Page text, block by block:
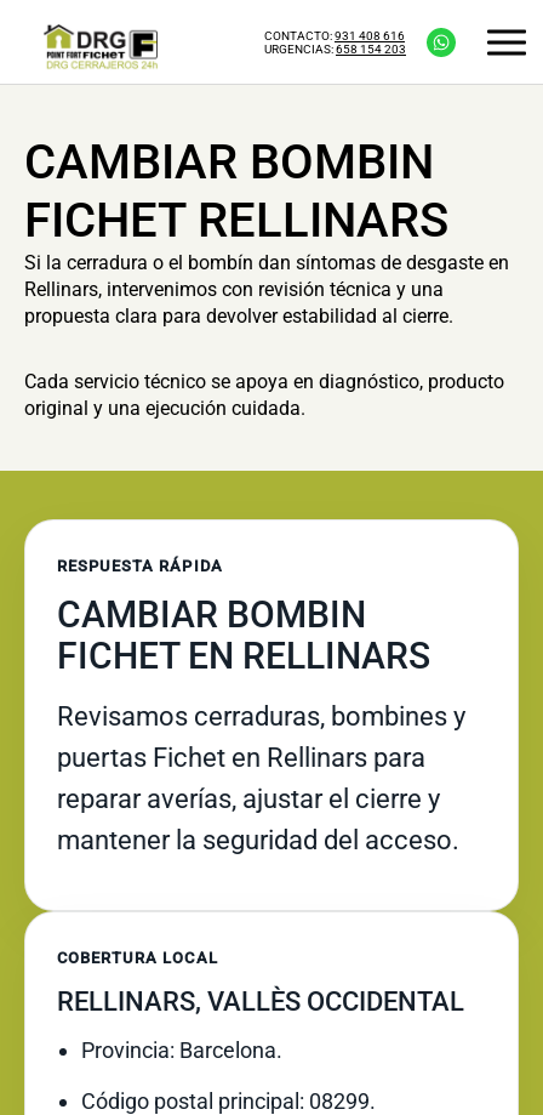
CONTACTO:931 408 616
URGENCIAS:658 154 203
CAMBIAR BOMBIN
FICHET RELLINARS
Si la cerradura o el bombín dan síntomas de desgaste en
Rellinars, intervenimos con revisión técnica y una
propuesta clara para devolver estabilidad al cierre.
Cada servicio técnico se apoya en diagnóstico, producto
original y una ejecución cuidada.
RESPUESTA RÁPIDA
CAMBIAR BOMBIN
FICHET EN RELLINARS
Revisamos cerraduras, bombines y
puertas Fichet en Rellinars para
reparar averías, ajustar el cierre y
mantener la seguridad del acceso.
COBERTURA LOCAL
RELLINARS, VALLÈS OCCIDENTAL
Provincia: Barcelona.
Código postal principal: 08299.